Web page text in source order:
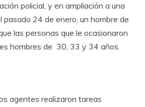
policial, y en ampliación a una
pasado 24 de enero, un hombre de
las personas que le ocasionaron
hombres de 30, 33 y 34 años.
agentes realizaron tareas